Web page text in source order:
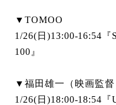
▼TOMOO
1/26(日)13:00-16:54
100』
▼福田雄一（映画監
1/26(日)18:00-18:54